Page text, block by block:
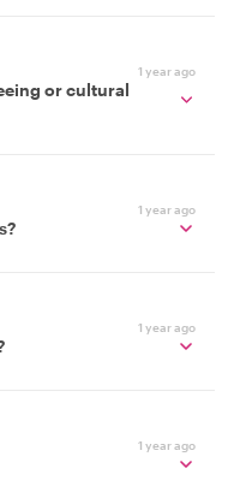
1 year ago
or cultural
1 year ago
1 year ago
1 year ago